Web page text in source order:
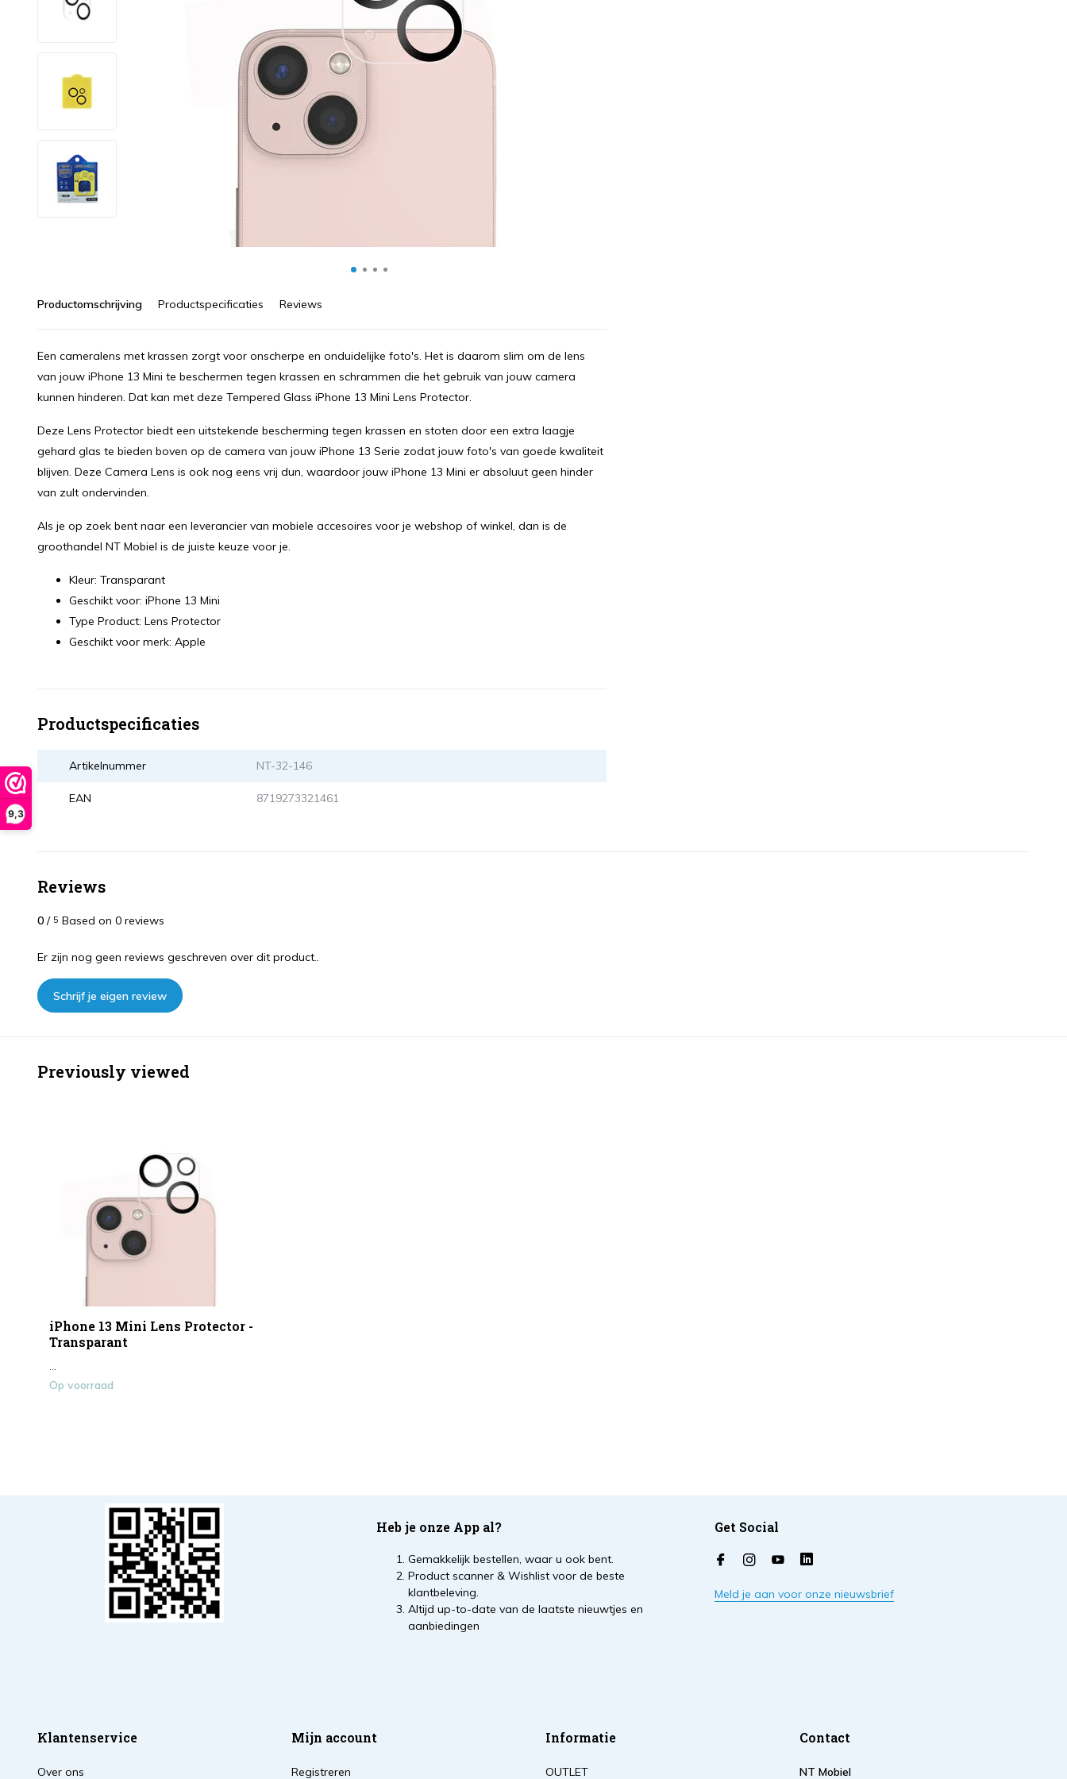
9,3
Productomschrijving Productspecificaties Reviews
Een cameralens met krassen zorgt voor onscherpe en onduidelijke foto's. Het is daarom slim om de lens
van jouw iPhone 13 Mini te beschermen tegen krassen en schrammen die het gebruik van jouw camera
kunnen hinderen. Dat kan met deze Tempered Glass iPhone 13 Mini Lens Protector.
Deze Lens Protector biedt een uitstekende bescherming tegen krassen en stoten door een extra laagje
gehard glas te bieden boven op de camera van jouw iPhone 13 Serie zodat jouw foto's van goede kwaliteit
blijven. Deze Camera Lens is ook nog eens vrij dun, waardoor jouw iPhone 13 Mini er absoluut geen hinder
van zult ondervinden.
Als je op zoek bent naar een leverancier van mobiele accesoires voor je webshop of winkel, dan is de
groothandel NT Mobiel is de juiste keuze voor je.
Kleur: Transparant
Geschikt voor: iPhone 13 Mini
Type Product: Lens Protector
Geschikt voor merk: Apple
Productspecificaties
Artikelnummer NT-32-146
EAN 8719273321461
Reviews
0 / 5 Based on 0 reviews
Er zijn nog geen reviews geschreven over dit product..
Schrijf je eigen review
Previously viewed
iPhone 13 Mini Lens Protector -
Transparant
Op voorraad
Heb je onze App al?
Gemakkelijk bestellen, waar u ook bent.
Product scanner & Wishlist voor de beste
klantbeleving.
Altijd up-to-date van de laatste nieuwtjes en
aanbiedingen
Get Social
Meld je aan voor onze nieuwsbrief
Klantenservice
Over ons
Mijn account
Registreren
Informatie
OUTLET
Contact
NT Mobiel